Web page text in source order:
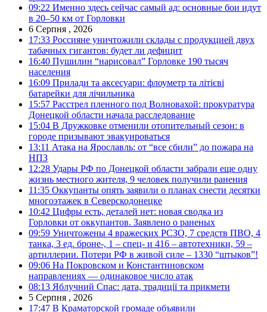
09:22 Именно здесь сейчас самый ад: основные бои идут
в 20–50 км от Горловки
6 Серпня , 2026
17:33 Россияне уничтожили склады с продукцией двух
табачных гигантов: будет ли дефицит
16:40 Пушилин “нарисовал” Горловке 190 тысяч
населения
16:09 Прилади та аксесуари: флоуметр та літієві
батарейки для лічильника
15:57 Расстрел пленного под Волновахой: прокуратура
Донецкой области начала расследование
15:04 В Дружковке отменили отопительный сезон: в
городе призывают эвакуироваться
13:11 Атака на Ярославль: от “все сбили” до пожара на
НПЗ
12:28 Удары РФ по Донецкой области забрали еще одну
жизнь местного жителя, 9 человек получили ранения
11:35 Оккупанты опять заявили о планах снести десятки
многоэтажек в Северскодонецке
10:42 Цифры есть, деталей нет: новая сводка из
Горловки от оккупантов. Заявлено о раненых
09:59 Уничтожены 4 вражеских РСЗО, 7 средств ПВО, 4
танка, 3 ед. броне-, 1 – спец- и 416 – автотехники, 59 –
артиллерии. Потери РФ в живой силе – 1330 “штыков”!
09:06 На Покровском и Константиновском
направлениях — одинаковое число атак
08:13 Яблучний Спас: дата, традиції та прикмети
5 Серпня , 2026
17:47 В Краматорской громаде объявили